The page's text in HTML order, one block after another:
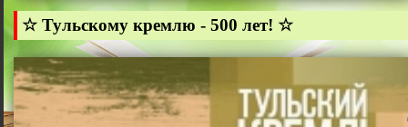
☆ Тульскому кремлю - 500 лет! ☆